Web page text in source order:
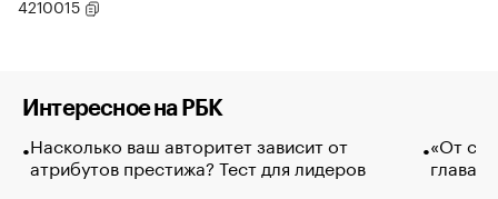
4210015
Интересное на РБК
Насколько ваш авторитет зависит от
атрибутов престижа? Тест для лидеров
«От
глава